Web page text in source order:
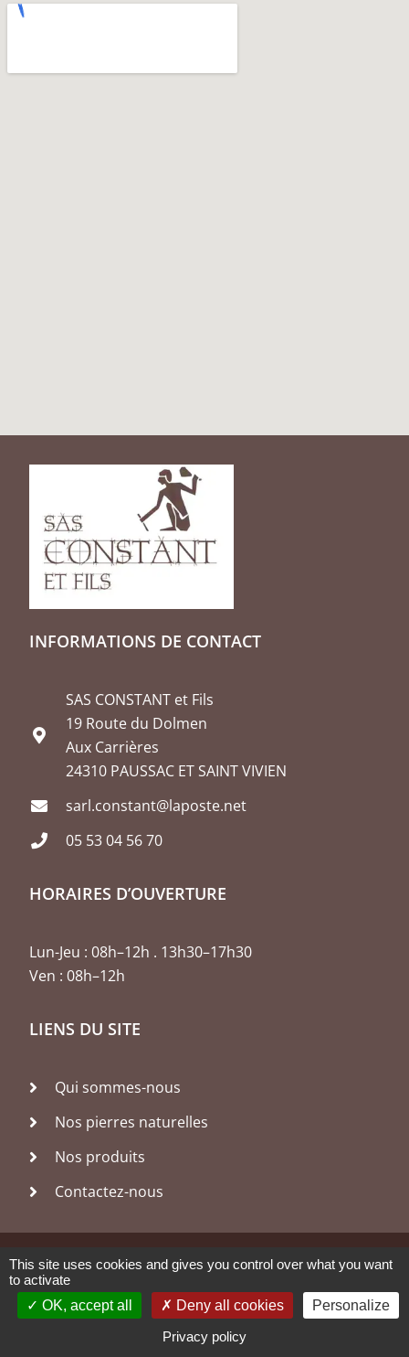
INFORMATIONS DE CONTACT
SAS CONSTANT et Fils
19 Route du Dolmen
Aux Carrières
24310 PAUSSAC ET SAINT VIVIEN
sarl.constant@laposte.net
05 53 04 56 70
HORAIRES D’OUVERTURE
Lun-Jeu : 08h–12h . 13h30–17h30
Ven : 08h–12h
LIENS DU SITE
Qui sommes-nous
Nos pierres naturelles
Nos produits
Contactez-nous
© 2026, Constant & Fils
Mentions Légales
Une création : Art Média, agence de communication et de
This site uses cookies and gives you control over what you want
to activate
OK, accept all
Deny all cookies
Personalize
Privacy policy